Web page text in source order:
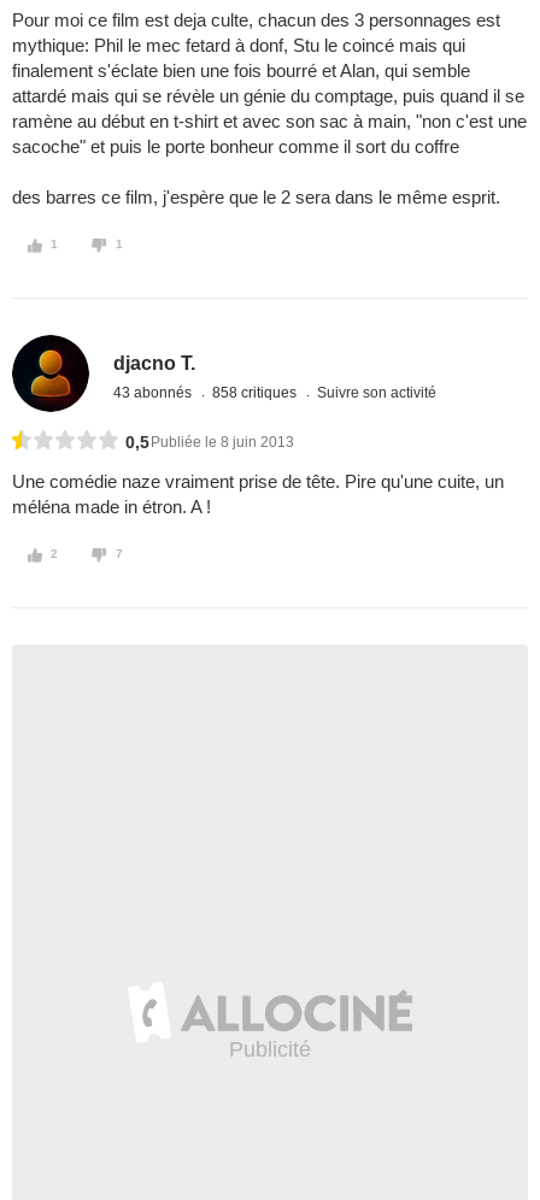
Pour moi ce film est deja culte, chacun des 3 personnages est
mythique: Phil le mec fetard à donf, Stu le coincé mais qui
finalement s'éclate bien une fois bourré et Alan, qui semble
attardé mais qui se révèle un génie du comptage, puis quand il se
ramène au début en t-shirt et avec son sac à main, "non c'est une
sacoche" et puis le porte bonheur comme il sort du coffre
des barres ce film, j'espère que le 2 sera dans le même esprit.
1 1
djacno T.
43 abonnés 858 critiques Suivre son activité
0,5 Publiée le 8 juin 2013
Une comédie naze vraiment prise de tête. Pire qu'une cuite, un
méléna made in étron. A !
2 7